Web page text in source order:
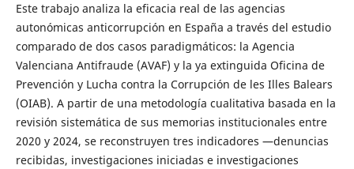
Este trabajo analiza la eficacia real de las agencias
autonómicas anticorrupción en España a través del estudio
comparado de dos casos paradigmáticos: la Agencia
Valenciana Antifraude (AVAF) y la ya extinguida Oficina de
Prevención y Lucha contra la Corrupción de les Illes Balears
(OIAB). A partir de una metodología cualitativa basada en la
revisión sistemática de sus memorias institucionales entre
2020 y 2024, se reconstruyen tres indicadores —denuncias
recibidas, investigaciones iniciadas e investigaciones